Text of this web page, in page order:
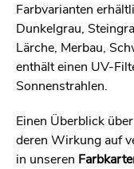
Farbvarianten
Dunkelgrau,
Lärche, Merbau,
enthält einen UV-
Sonnenstrahlen.
Einen Überblick
deren Wirkung auf
in unseren